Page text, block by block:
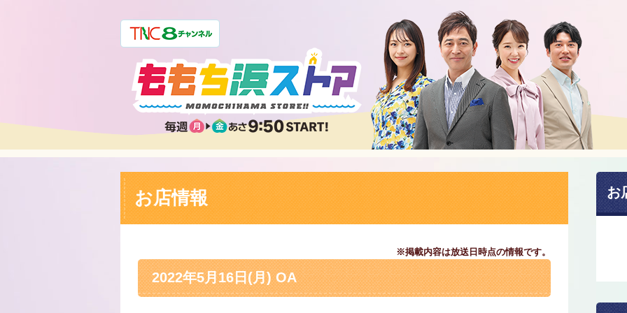
お店情報
※掲載内容は放送日時点の情報です。
2022年5月16日(月) OA
お